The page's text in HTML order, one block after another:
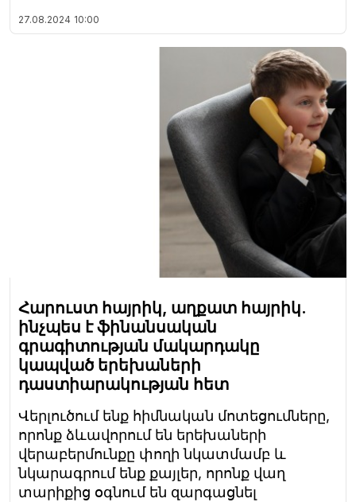
27.08.2024 10:00
Հարուստ հայրիկ, աղքատ հայրիկ.
ինչպես է ֆինանսական
գրագիտության մակարդակը
կապված երեխաների
դաստիարակության հետ
Վերլուծում ենք հիմնական մոտեցումները,
որոնք ձևավորում են երեխաների
վերաբերմունքը փողի նկատմամբ և
նկարագրում ենք քայլեր, որոնք վաղ
տարիքից օգնում են զարգացնել